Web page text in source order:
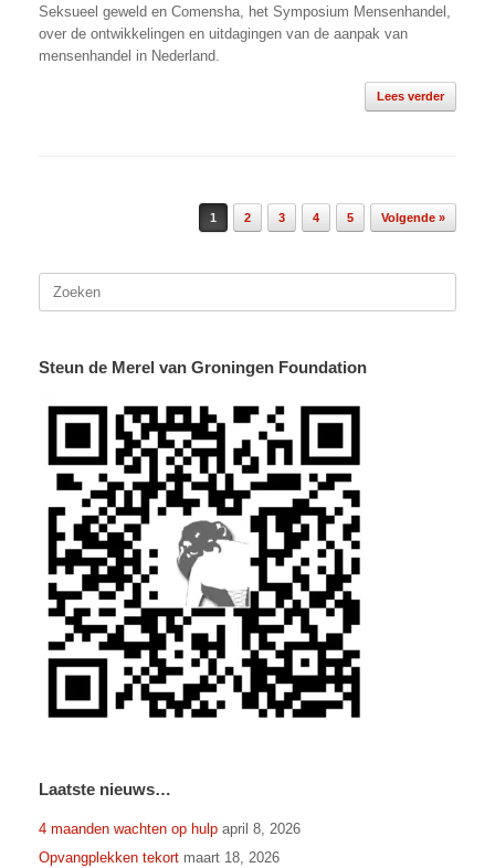
Seksueel geweld en Comensha, het Symposium Mensenhandel,
over de ontwikkelingen en uitdagingen van de aanpak van
mensenhandel in Nederland.
Lees verder
1 2 3 4 5 Volgende »
Zoeken
Steun de Merel van Groningen Foundation
Laatste nieuws…
4 maanden wachten op hulp april 8, 2026
Opvangplekken tekort maart 18, 2026